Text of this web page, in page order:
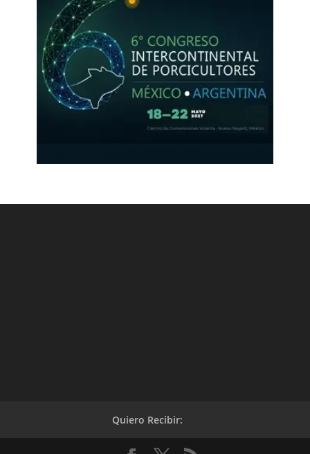
Quiero Recibir: